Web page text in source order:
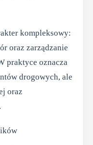
kompleksowy:
oraz zarządzanie
praktyce oznacza
drogowych, ale
oraz